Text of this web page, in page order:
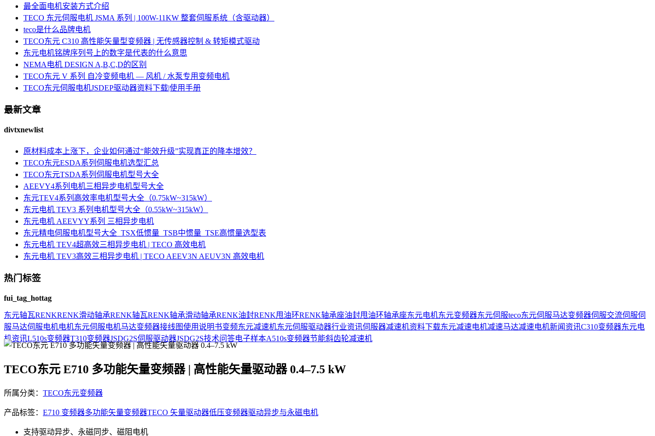
最全面电机安装方式介绍
TECO 东元伺服电机 JSMA 系列 | 100W-11KW 整套伺服系统（含驱动器）
teco是什么品牌电机
TECO东元 C310 高性能矢量型变频器 | 无传感器控制 & 转矩模式驱动
东元电机铭牌序列号上的数字是代表的什么意思
NEMA电机 DESIGN A,B,C,D的区别
TECO东元 V 系列 自冷变频电机 — 风机 / 水泵专用变频电机
TECO东元伺服电机JSDEP驱动器资料下载|使用手册
最新文章
divtxnewlist
原材料成本上涨下，企业如何通过“能效升级”实现真正的降本增效？
TECO东元ESDA系列伺服电机选型汇总
TECO东元TSDA系列伺服电机型号大全
AEEVY4系列电机三相异步电机型号大全
东元TEV4系列高效率电机型号大全（0.75kW~315kW）
东元电机 TEV3 系列电机型号大全（0.55kW~315kW）
东元电机 AEEVYY系列 三相异步电机
东元精电伺服电机型号大全_TSX低惯量_TSB中惯量_TSE高惯量选型表
东元电机 TEV4超高效三相异步电机 | TECO 高效电机
东元电机 TEV3高效三相异步电机 | TECO AEEV3N AEUV3N 高效电机
热门标签
fui_tag_hottag
东元轴瓦RENKRENK滑动轴承RENK轴瓦RENK轴承滑动轴承RENK油封RENK甩油环RENK轴承座油封甩油环轴承座东元电机东元变频器东元伺服teco东元伺服马达变频器伺服交流伺服伺
服马达伺服电机电机东元伺服电机马达变频器接线图使用说明书变频东元减速机东元伺服驱动器行业资讯伺服器减速机资料下载东元减速电机减速马达减速电机新闻资讯C310变频器东元电
机资讯L510s变频器T310变频器JSDG2S伺服驱动器JSDG2S技术问答电子样本A510s变频器节能斜齿轮减速机
TECO东元 E710 多功能矢量变频器 | 高性能矢量驱动器 0.4–7.5 kW
所属分类： TECO东元变频器
产品标签： E710 变频器多功能矢量变频器TECO 矢量驱动器低压变频器驱动异步与永磁电机
支持驱动异步、永磁同步、磁阻电机